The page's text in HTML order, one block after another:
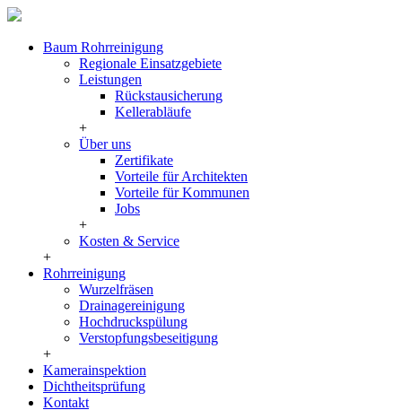
Baum Rohrreinigung
Regionale Einsatzgebiete
Leistungen
Rückstausicherung
Kellerabläufe
+
Über uns
Zertifikate
Vorteile für Architekten
Vorteile für Kommunen
Jobs
+
Kosten & Service
+
Rohrreinigung
Wurzelfräsen
Drainagereinigung
Hochdruckspülung
Verstopfungsbeseitigung
+
Kamerainspektion
Dichtheitsprüfung
Kontakt